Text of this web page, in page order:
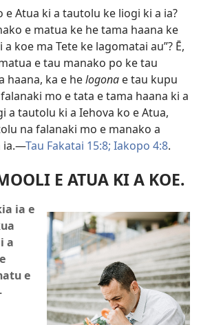
e Atua ki a tautolu ke liogi ki a ia?
e matua ke he tama haana ke
koe ma Tete ke lagomatai au”? Ē,
e tau manako po ke tau
haana, ka e helogona e tau kupu
mo e tata e tama haana ki a
a tautolu ki a Iehova ko e Atua,
na falanaki mo e manako a
ia.​—Tau Fakatai 15:8; Iakopo 4:8.
E ATUA KI A KOE.
ia e
a
e